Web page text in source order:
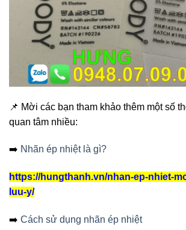
📌 Mời các bạn tham khảo thêm một số
quan tâm nhiều:
➡️ Nhãn ép nhiệt là gì?
https://hungthanh.vn/nhan-ep-nhiet-
luu-y/
➡️ Cách sử dụng nhãn ép nhiệt